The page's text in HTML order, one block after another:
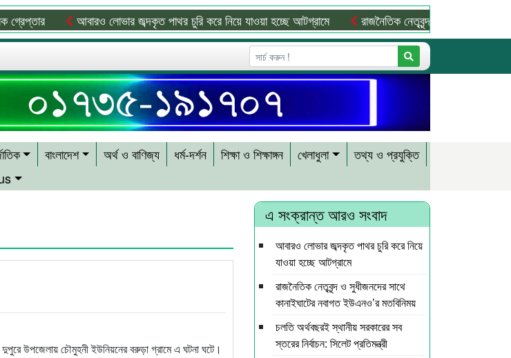
আবারও লোভার জব্দকৃত পাথর চুরি করে নিয়ে যাওয়া হচ্ছে আটগ্রামে রাজনৈতিক নেতৃবৃন্দ ও সুধীজনদের সাথে
বাংলাদেশ অর্থ ও বাণিজ্য ধর্ম-দর্শন শিক্ষা ও শিক্ষাঙ্গন খেলাধুলা
তথ্য ও প্রযুক্তি
উপজেলায় চৌমুহনী ইউনিয়নের বরুড়া গ্রামে এ ঘটনা ঘটে।
এ সংক্রান্ত আরও সংবাদ
আবারও লোভার জব্দকৃত পাথর চুরি করে নিয়ে
যাওয়া হচ্ছে আটগ্রামে
রাজনৈতিক নেতৃবৃন্দ ও সুধীজনদের সাথে
কানাইঘাটের নবাগত ইউএনও’র মতবিনিময়
চলতি অর্থবছরই স্থানীয় সরকারের সব
স্তরের নির্বাচন: সিলেট প্রতিমন্ত্রী